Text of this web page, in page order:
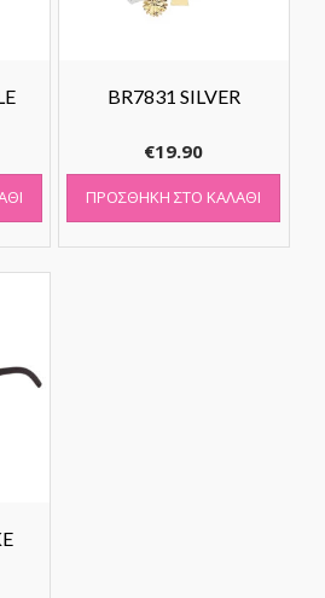
BR7831 SILVER
€19.90
ΠΡΟΣΘΉΚΗ ΣΤΟ ΚΑΛΆΘΙ